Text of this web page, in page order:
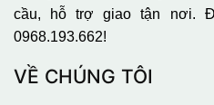
cầu, hỗ trợ giao tận nơi.
0968.193.662!
VỀ CHÚNG TÔI